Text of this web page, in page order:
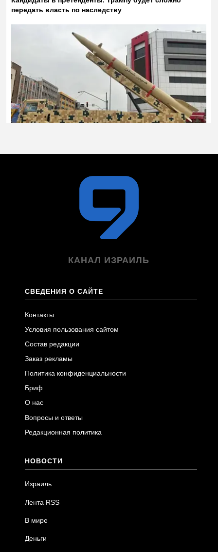
КАНАЛ ИЗРАИЛЬ
СВЕДЕНИЯ О САЙТЕ
Контакты
Условия пользования сайтом
Состав редакции
Заказ рекламы
Политика конфиденциальности
Бриф
О нас
Вопросы и ответы
Редакционная политика
НОВОСТИ
Израиль
Лента RSS
В мире
Деньги